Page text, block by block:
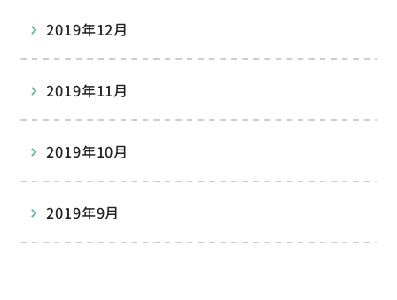
2019年12月
2019年11月
2019年10月
2019年9月